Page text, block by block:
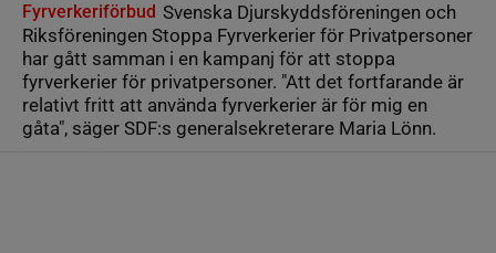
Fyrverkeriförbud Svenska Djurskyddsföreningen och
Riksföreningen Stoppa Fyrverkerier för Privatpersoner
har gått samman i en kampanj för att stoppa
fyrverkerier för privatpersoner. "Att det fortfarande är
relativt fritt att använda fyrverkerier är för mig en
gåta", säger SDF:s generalsekreterare Maria Lönn.